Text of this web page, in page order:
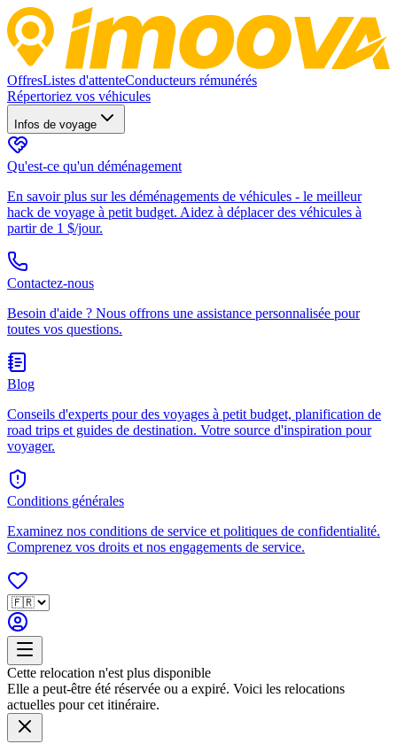
OffresListes d'attenteConducteurs rémunérés
Répertoriez vos véhicules
Infos de voyage
Qu'est-ce qu'un déménagement
En savoir plus sur les déménagements de véhicules - le meilleur
hack de voyage à petit budget. Aidez à déplacer des véhicules à
partir de 1 $/jour.
Contactez-nous
Besoin d'aide ? Nous offrons une assistance personnalisée pour
toutes vos questions.
Blog
Conseils d'experts pour des voyages à petit budget, planification de
road trips et guides de destination. Votre source d'inspiration pour
voyager.
Conditions générales
Examinez nos conditions de service et politiques de confidentialité.
Comprenez vos droits et nos engagements de service.
Cette relocation n'est plus disponible
Elle a peut-être été réservée ou a expiré. Voici les relocations
actuelles pour cet itinéraire.